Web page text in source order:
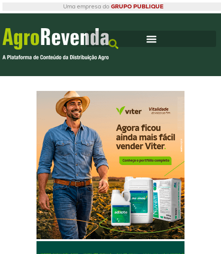
Uma empresa do GRUPO PUBLIQUE